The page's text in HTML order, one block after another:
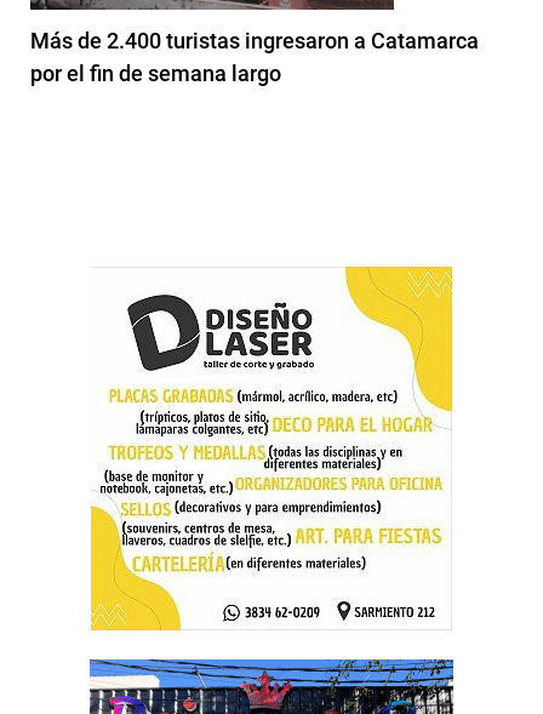
Más de 2.400 turistas ingresaron a Catamarca
por el fin de semana largo